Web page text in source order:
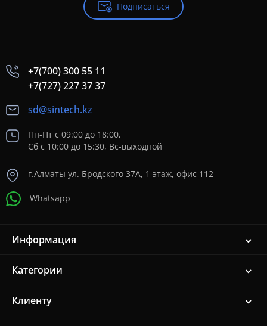
Подписаться
+7(700) 300 55 11
+7(727) 227 37 37
sd@sintech.kz
Пн-Пт с 09:00 до 18:00,
Сб с 10:00 до 15:30, Вс-выходной
г.Алматы ул. Бродского 37A, 1 этаж, офис 112
Whatsapp
Информация
Категории
Клиенту